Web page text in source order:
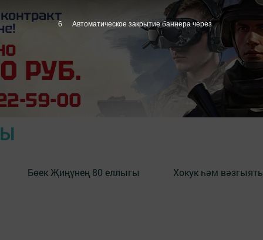
Бөек Җиңүнең 80 еллыгы Хокук һәм вәзгыять
5 Автоматическое закрытие баннера через